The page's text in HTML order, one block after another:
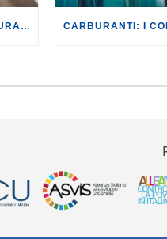
BENZINA: IMPROPONIBILE LA LETTURA SECONDO CUI PROROGARE IL TAGLIO DELLE ACCISE SIGNIFICA TASSARE TUTTI I CITTADINI.